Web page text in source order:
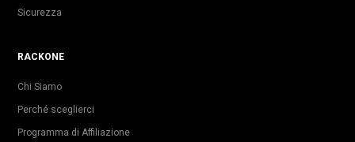
Sicurezza
RACKONE
Chi Siamo
Perché sceglierci
Programma di Affiliazione